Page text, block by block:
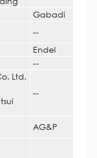
Gabadi
--
Endel
--
Ltd.
--
AG&P